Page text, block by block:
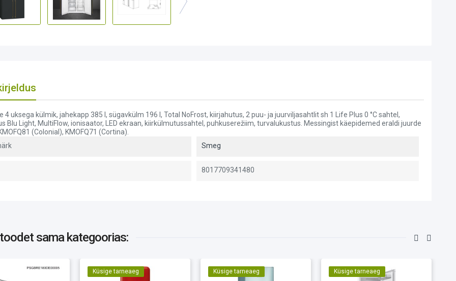
4 uksega külmik, jahekapp 385 l, sügavkülm 196 l, Total NoFrost, kiirjahutus, 2 puu- ja juurviljasahtlit sh 1 Life Plus 0 °C sahtel,
Blu Light, MultiFlow, ionisaator, LED ekraan, kiirkülmutussahtel, puhkuserežiim, turvalukustus. Messingist käepidemed eraldi juurde
(Colonial), KMOFQ71 (Cortina).
Smeg
8017709341480
sama kategoorias:
Küsige tarneaeg Küsige tarneaeg Küsige tarneaeg